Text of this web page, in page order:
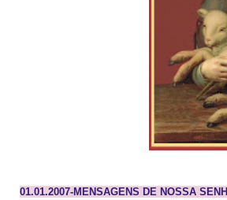
01.01.2007-MENSAGENS DE NOSSA